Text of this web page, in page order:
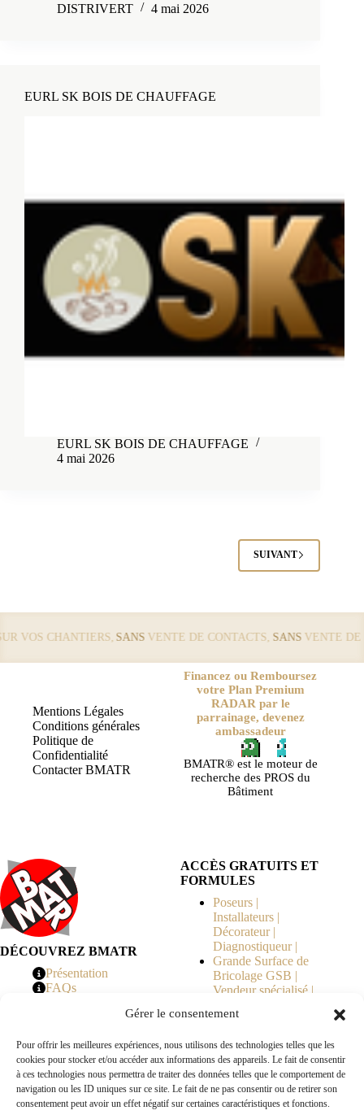
Gérer le consentement
Pour offrir les meilleures expériences, nous utilisons des technologies telles que les
cookies pour stocker et/ou accéder aux informations des appareils. Le fait de consentir
à ces technologies nous permettra de traiter des données telles que le comportement de
navigation ou les ID uniques sur ce site. Le fait de ne pas consentir ou de retirer son
consentement peut avoir un effet négatif sur certaines caractéristiques et fonctions.
DISTRIVERT
4 mai 2026
EURL SK BOIS DE CHAUFFAGE
EURL SK BOIS DE CHAUFFAGE
4 mai 2026
SUIVANT
CHANTIERS, SANSVENTE DE CONTACTS, SANSVENTE DE
Mentions Légales
Conditions générales
Politique de
Confidentialité
Contacter BMATR
Financez ou Remboursez
votre Plan Premium
RADAR par le
parrainage, devenez
ambassadeur
BMATR® est le moteur de
recherche des PROS du
Bâtiment
DÉCOUVREZ BMATR
Présentation
FAQs
ACCÈS GRATUITS ET
FORMULES
Poseurs |
Installateurs |
Décorateur |
Diagnostiqueur |
Grande Surface de
Bricolage GSB |
Vendeur spécialisé |
Copropriété | MOE |
en Travaux |
Fabricants | Marque |
© 2026 BMATR® — Tous droits réservés.